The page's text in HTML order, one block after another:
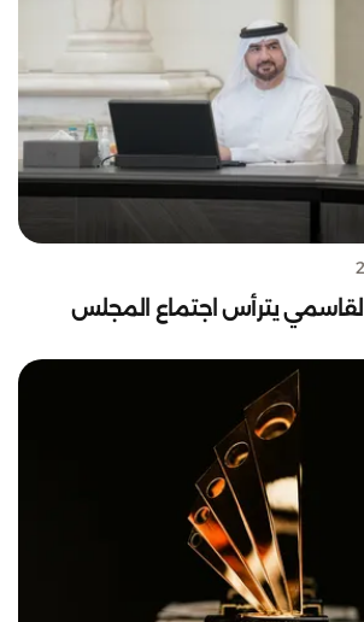
يترأس اجتماع المجلس